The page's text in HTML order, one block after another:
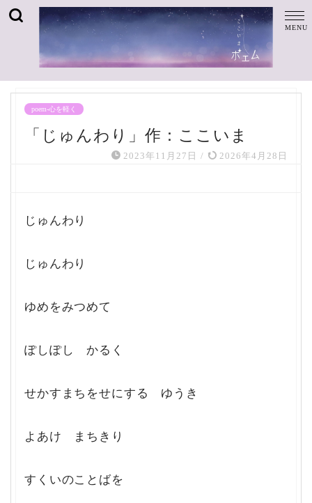
poem-心を軽く
「じゅんわり」作：ここいま
2023年11月27日 / 2026年4月28日
じゅんわり
じゅんわり
ゆめをみつめて
ぽしぽし かるく
せかすまちをせにする ゆうき
よあけ まちきり
すくいのことばを